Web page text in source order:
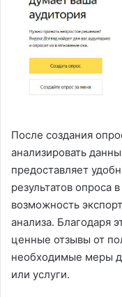
После создания
анализировать
предоставляет
результатов опроса
возможность
анализа. Благодаря
ценные отзывы от
необходимые меры
или услуги.